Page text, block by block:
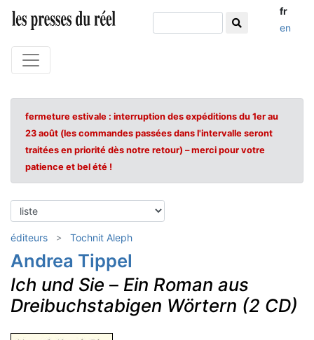
fr
en
fermeture estivale : interruption des expéditions du 1er au
23 août (les commandes passées dans l'intervalle seront
traitées en priorité dès notre retour) – merci pour votre
patience et bel été !
éditeurs Tochnit Aleph
Andrea Tippel
Ich und Sie – Ein Roman aus
Dreibuchstabigen Wörtern (2 CD)